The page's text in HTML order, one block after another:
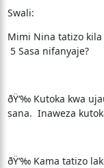
Swali:
Mimi Nina tatizo
5 Sasa nifanyaje?
ðŸ‘‰ Kutoka kwa
sana. Inaweza
ðŸ‘‰ Kama tatizo